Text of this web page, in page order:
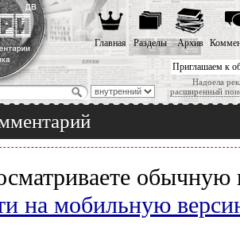
Приглашаем к
Надоела
расширенный
Главная Разделы Архив
обычную
на мобильную